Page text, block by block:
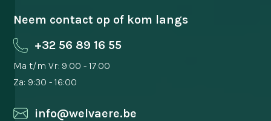
Neem contact op of kom langs
+32 56 89 16 55
Ma t/m Vr: 9:00 - 17:00
Za: 9:30 - 16:00
info@welvaere.be